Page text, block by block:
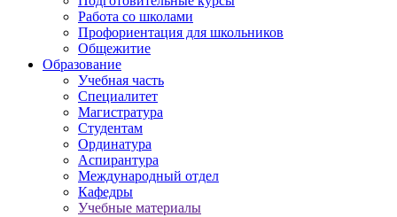
Работа со школами
Профориентация для школьников
Общежитие
Образование
Учебная часть
Специалитет
Магистратура
Студентам
Ординатура
Аспирантура
Международный отдел
Кафедры
Учебные материалы